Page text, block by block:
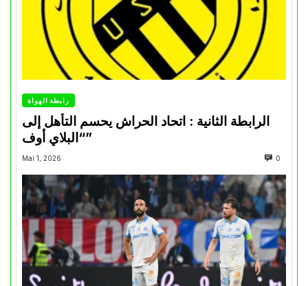
رابطة الهواة
الرابطة الثانية : اتحاد الحراش يحسم التأهل إلى
“البلاي أوف”
Mai 1, 2026 0